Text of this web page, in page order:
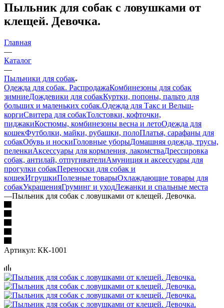
Пыльник для собак с ловушками от
клещей. Девочка.
Главная
—
Каталог
—
Пыльники для собак
Одежда для собак. РаспродажаКомбинезоны для собак
зимниеДождевики для собакКуртки, попоны, пальто для
больших и маленьких собак.Одежда для Такс и Вельш-
коргиСвитера для собакТолстовки, кофточки,
пиджакиКостюмы, комбинезоны весна и летоОдежда для
кошекФутболки, майки, рубашки, полоПлатья, сарафаны для
собакОбувь и носкиГоловные уборыДомашняя одежда, трусы,
пеленкиАксессуары для кормления, лакомстваДрессировка
собак, антилай, отпугивателиАмуниция и аксессуары для
прогулки собакПереноски для собак и
кошекИгрушкиПолезные товарыОхлаждающие товары для
собакУкрашенияГруминг и уходЛежанки и спальные места
—Пыльник для собак с ловушками от клещей. Девочка.
Артикул: КК-1001